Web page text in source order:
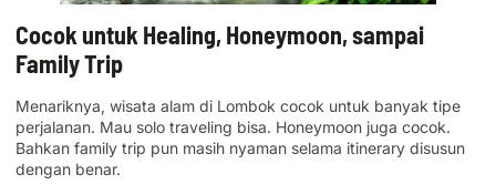
Cocok untuk Healing, Honeymoon, sampai
Family Trip
Menariknya, wisata alam di Lombok cocok untuk banyak tipe
perjalanan. Mau solo traveling bisa. Honeymoon juga cocok.
Bahkan family trip pun masih nyaman selama itinerary disusun
dengan benar.